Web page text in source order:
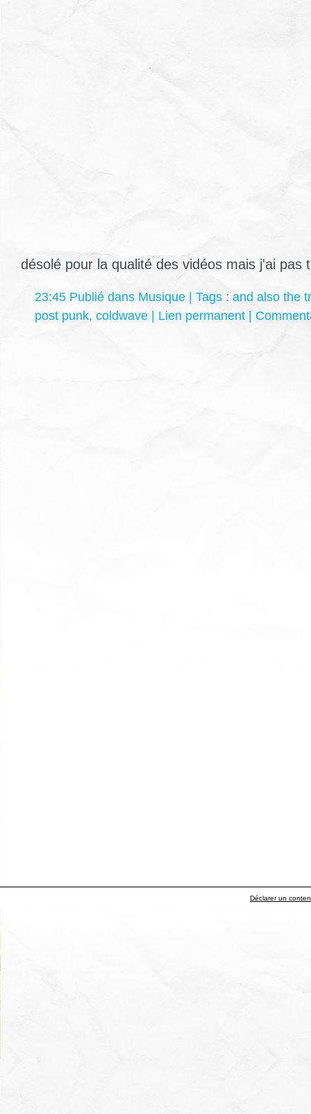
désolé pour la qualité des vidéos mais j'ai pas
23:45 Publié dans Musique | Tags : and also the
post punk, coldwave Lien permanent
Déclarer un